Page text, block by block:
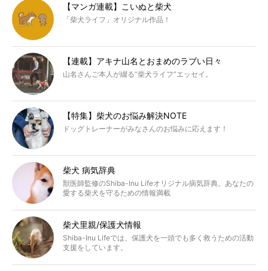
【マンガ連載】こいぬと柴犬
「柴犬ライフ」オリジナル作品！
【連載】アキナ山名とおまめのラブい日々
山名さんご本人が綴る“柴犬ライフ”エッセイ。
【特集】柴犬のお悩み解決NOTE
ドッグトレーナーがみなさんのお悩みに応えます！
柴犬 病気辞典
獣医師監修のShiba-Inu Lifeオリジナル病気辞典。あなたの
愛する柴犬を守るための情報満載
柴犬里親/保護犬情報
Shiba-Inu Lifeでは、保護犬を一頭でも多く救うための活動
支援をしています。